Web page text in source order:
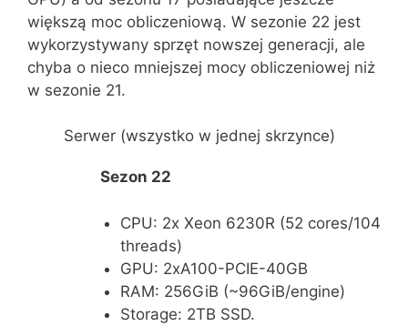
większą moc obliczeniową. W sezonie 22 jest
wykorzystywany sprzęt nowszej generacji, ale
chyba o nieco mniejszej mocy obliczeniowej niż
w sezonie 21.
Serwer (wszystko w jednej skrzynce)
Sezon 22
CPU: 2x Xeon 6230R (52 cores/104
threads)
GPU: 2xA100-PCIE-40GB
RAM: 256GiB (~96GiB/engine)
Storage: 2TB SSD.